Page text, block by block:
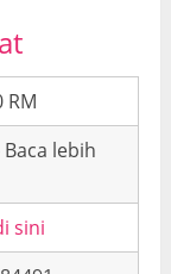
RM
Baca lebih
sini